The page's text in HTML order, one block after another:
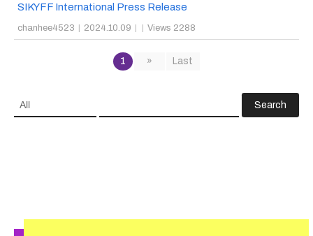
SIKYFF International Press Release
chanhee4523 | 2024.10.09 | | Views 2288
1 » Last
Search